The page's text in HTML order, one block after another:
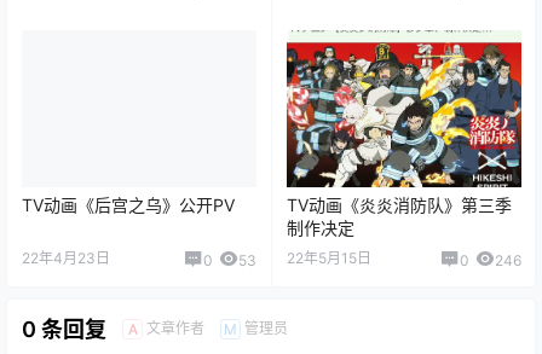
TV动画《后宫之乌》公开PV
22年4月23日 0 53
TV动画《炎炎消防队》第三季
制作决定
22年5月15日 0 246
0 条回复 A 文章作者 M 管理员